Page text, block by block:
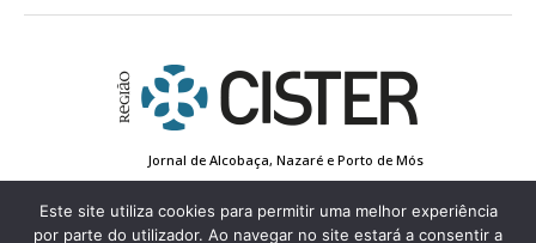
Jornal de Alcobaça, Nazaré e Porto de Mós
Conta de Registo
Edição Impressa
Este site utiliza cookies para permitir uma melhor experiência
por parte do utilizador. Ao navegar no site estará a consentir a